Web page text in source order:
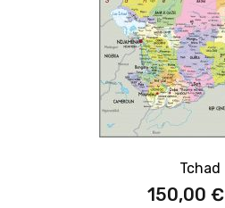
Tchad
150,00 €